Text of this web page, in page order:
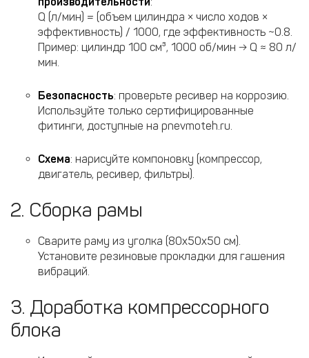
Q (л/мин) = (объем цилиндра × число ходов ×
эффективность) / 1000, где эффективность ~0.8.
Пример: цилиндр 100 см³, 1000 об/мин → Q ≈ 80 л/
мин.
Безопасность: проверьте ресивер на коррозию.
Используйте только сертифицированные
фитинги, доступные на pnevmoteh.ru.
Схема: нарисуйте компоновку (компрессор,
двигатель, ресивер, фильтры).
2. Сборка рамы
Сварите раму из уголка (80x50x50 см).
Установите резиновые прокладки для гашения
вибраций.
3. Доработка компрессорного
блока